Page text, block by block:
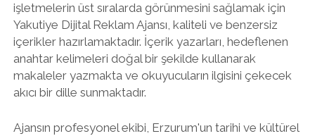
işletmelerin üst sıralarda görünmesini sağlamak için
Yakutiye Dijital Reklam Ajansı, kaliteli ve benzersiz
içerikler hazırlamaktadır. İçerik yazarları, hedeflenen
anahtar kelimeleri doğal bir şekilde kullanarak
makaleler yazmakta ve okuyucuların ilgisini çekecek
akıcı bir dille sunmaktadır.
Ajansın profesyonel ekibi, Erzurum'un tarihi ve kültürel